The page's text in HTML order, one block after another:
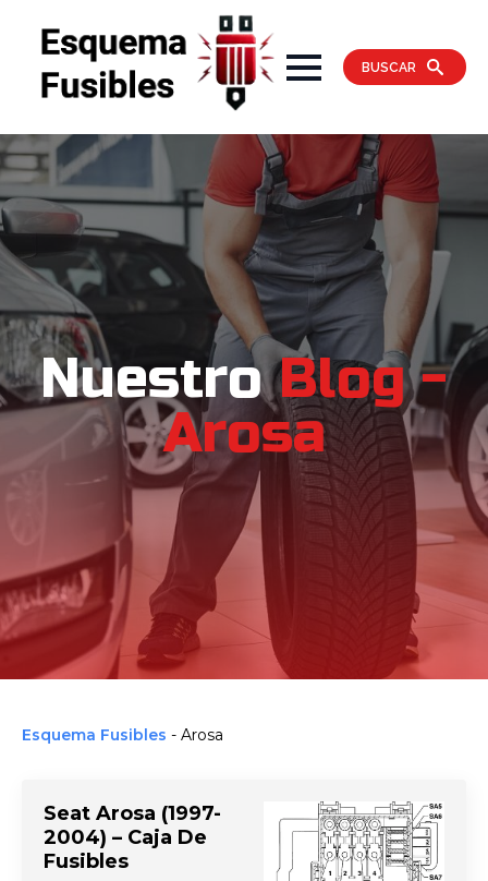
BUSCAR
Nuestro Blog -
Arosa
Esquema Fusibles - Arosa
Seat Arosa (1997-
2004) – Caja De
Fusibles